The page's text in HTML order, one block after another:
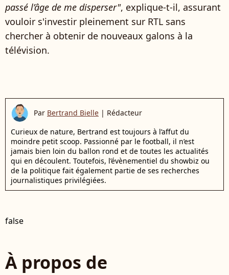
passé l’âge de me disperser", explique-t-il, assurant
vouloir s'investir pleinement sur RTL sans
chercher à obtenir de nouveaux galons à la
télévision.
Par Bertrand Bielle | Rédacteur
Curieux de nature, Bertrand est toujours à l’affut du
moindre petit scoop. Passionné par le football, il n’est
jamais bien loin du ballon rond et de toutes les actualités
qui en découlent. Toutefois, l’évènementiel du showbiz ou
de la politique fait également partie de ses recherches
journalistiques privilégiées.
false
À propos de